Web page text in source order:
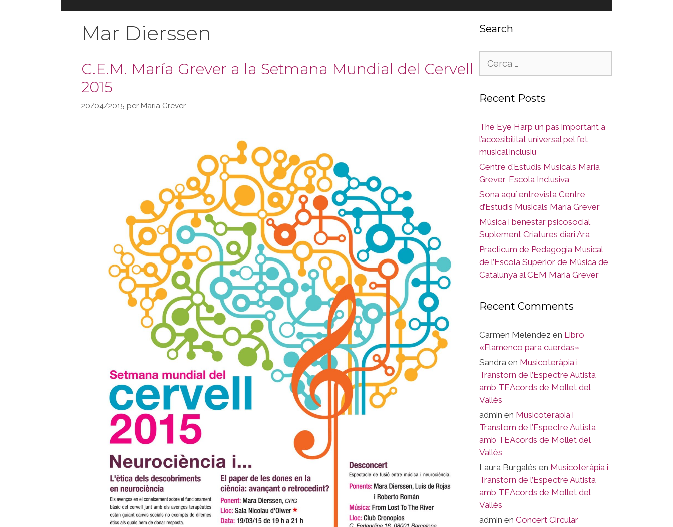
Mar Dierssen
C.E.M. María Grever a la Setmana Mundial del Cervell
2015
20/04/2015 per Maria Grever
Search
Recent Posts
The Eye Harp un pas important a
l’accesibilitat universal pel fet
musical inclusiu
Centre d’Estudis Musicals Maria
Grever, Escola Inclusiva
Sona aquí entrevista Centre
d’Estudis Musicals María Grever
Música i benestar psicosocial
Suplement Criatures diari Ara
Practicum de Pedagogia Musical
de l’Escola Superior de Música de
Catalunya al CEM Maria Grever
Recent Comments
Carmen Melendez en Libro
«Flamenco para cuerdas»
Sandra en Musicoteràpia i
Transtorn de l’Espectre Autista
amb TEAcords de Mollet del
Vallès
admin en Musicoteràpia i
Transtorn de l’Espectre Autista
amb TEAcords de Mollet del
Vallès
Laura Burgalés en Musicoteràpia i
Transtorn de l’Espectre Autista
amb TEAcords de Mollet del
Vallès
admin en Concert Circular